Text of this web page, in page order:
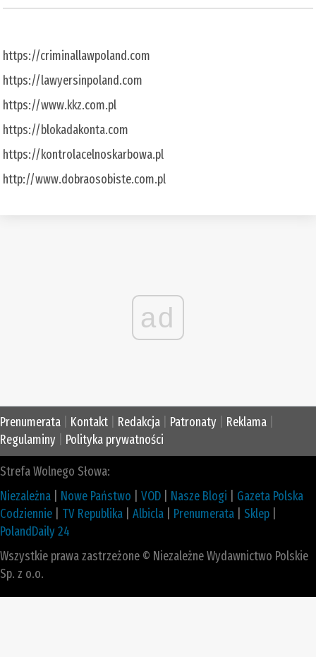
https://criminallawpoland.com
https://lawyersinpoland.com
https://www.kkz.com.pl
https://blokadakonta.com
https://kontrolacelnoskarbowa.pl
http://www.dobraosobiste.com.pl
ad
Prenumerata Kontakt Redakcja Patronaty Reklama
Regulaminy
Polityka prywatności
Strefa Wolnego Słowa:
Niezależna
Nowe Państwo VOD Nasze Blogi
Gazeta Polska
Codziennie
TV Republika Albicla Prenumerata Sklep
PolandDaily 24
Wszystkie prawa zastrzeżone © Niezależne Wydawnictwo Polskie
Sp. z o.o.